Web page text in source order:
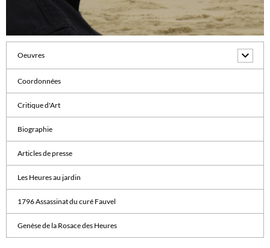
Oeuvres
Coordonnées
Critique d'Art
Biographie
Articles de presse
Les Heures au jardin
1796 Assassinat du curé Fauvel
Genèse de la Rosace des Heures